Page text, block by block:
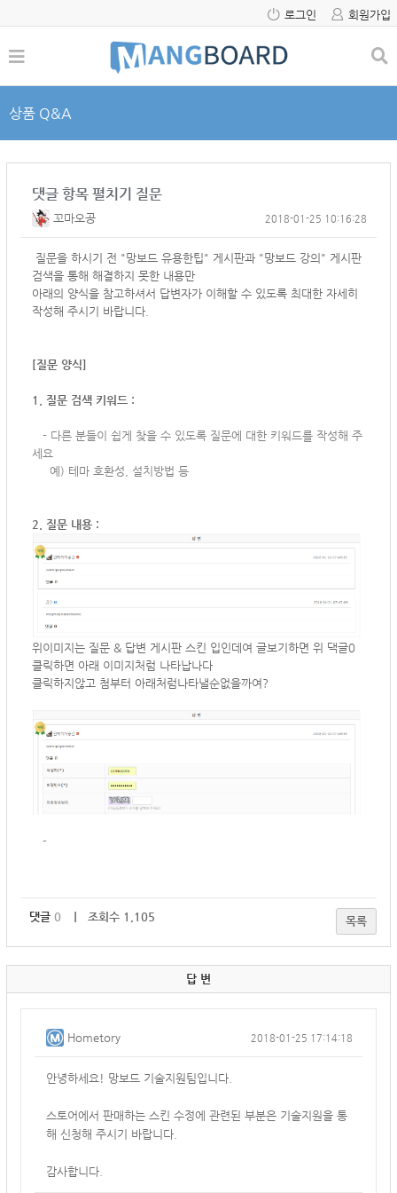
로그인 회원가입
상품 Q&A
댓글 항목 펼치기 질문
꼬마오공 2018-01-25 10:16:28
질문을 하시기 전 "망보드 유용한팁" 게시판과 "망보드 강의" 게시판
검색을 통해 해결하지 못한 내용만
아래의 양식을 참고하셔서 답변자가 이해할 수 있도록 최대한 자세히
작성해 주시기 바랍니다.
[질문 양식]
1. 질문 검색 키워드 :
- 다른 분들이 쉽게 찾을 수 있도록 질문에 대한 키워드를 작성해 주
세요
예) 테마 호환성, 설치방법 등
2. 질문 내용 :
​위이미지는 질문 & 답변 게시판 스킨 입인데여 글보기하면 위 댁글0
클릭하면 아래 이미지처럼 나타납나다
클릭하지않고 첨부터 아래처럼나타낼순없을까여?
-
댓글 0 ｜ 조회수 1,105 목록
답 변
Hometory 2018-01-25 17:14:18
안녕하세요! 망보드 기술지원팀입니다.
스토어에서 판매하는 스킨 수정에 관련된 부분은 기술지원을 통
해 신청해 주시기 바랍니다.
감사합니다.